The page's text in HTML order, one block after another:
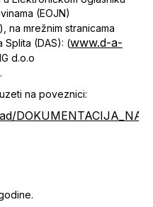
(EOJN)
), na mrežnim stranicama
Splita (DAS): (www.d-a-
d.o.o
na poveznici: